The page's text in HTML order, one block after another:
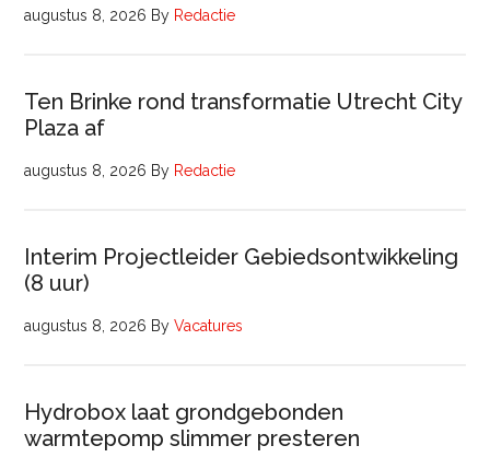
augustus 8, 2026 By Redactie
Ten Brinke rond transformatie Utrecht City
Plaza af
augustus 8, 2026 By Redactie
Interim Projectleider Gebiedsontwikkeling
(8 uur)
augustus 8, 2026 ByVacatures
Hydrobox laat grondgebonden
warmtepomp slimmer presteren